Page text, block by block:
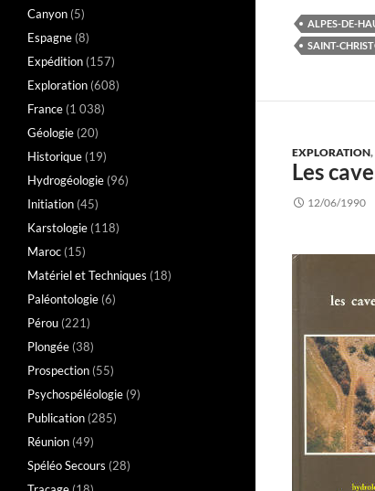
ALPES-DE-
SAINT-
EXPLORATION,
Les
12/06/1990
Canyon (5)
Espagne (8)
Expédition (157)
Exploration (608)
France (1 038)
Géologie (20)
Historique (19)
Hydrogéologie (96)
Initiation (45)
Karstologie (118)
Maroc (15)
Matériel et Techniques (18)
Paléontologie (6)
Pérou (221)
Plongée (38)
Prospection (55)
Psychospéléologie (9)
Publication (285)
Réunion (49)
Spéléo Secours (28)